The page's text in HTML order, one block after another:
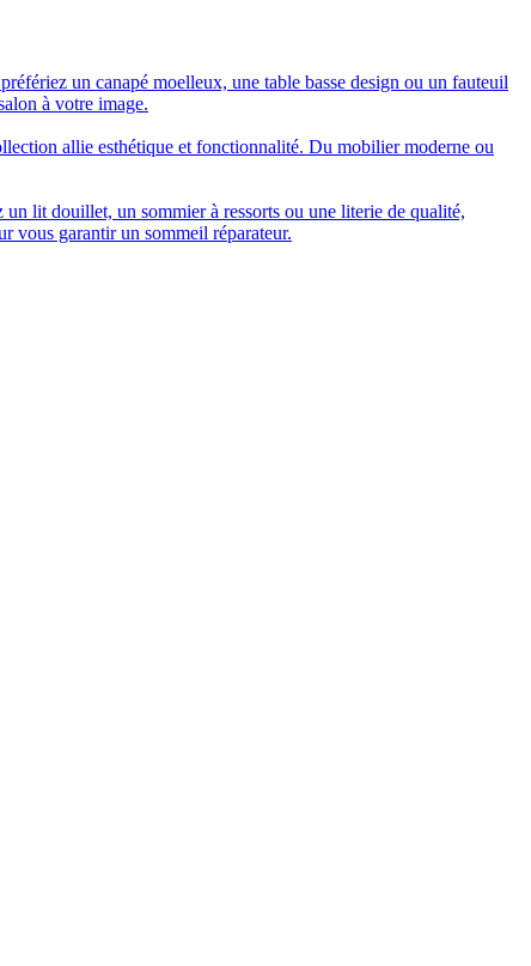
un canapé moelleux, une table basse design ou un fauteuil
à votre image.
allie esthétique et fonctionnalité. Du mobilier moderne ou
lit douillet, un sommier à ressorts ou une literie de qualité,
vous garantir un sommeil réparateur.